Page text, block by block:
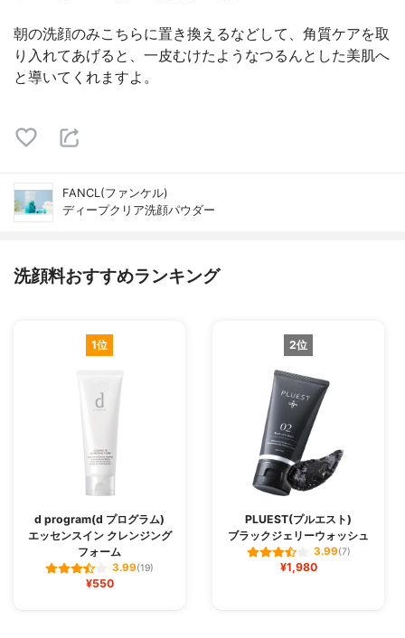
朝の洗顔のみこちらに置き換えるなどして、角質ケアを取
り入れてあげると、一皮むけたようなつるんとした美肌へ
と導いてくれますよ。
FANCL(ファンケル)
ディープクリア洗顔パウダー
洗顔料おすすめランキング
1位
d program(d プログラム)
エッセンスイン クレンジング
フォーム
3.99(19)
¥550
2位
PLUEST(プルエスト)
ブラックジェリーウォッシュ
3.99(7)
¥1,980